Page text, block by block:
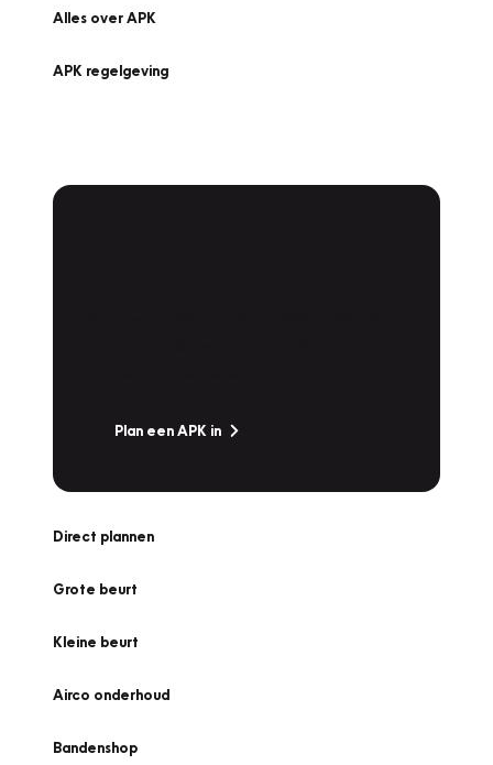
Alles over APK
APK regelgeving
Plan een APK in
Direct plannen
Grote beurt
Kleine beurt
Airco onderhoud
Bandenshop